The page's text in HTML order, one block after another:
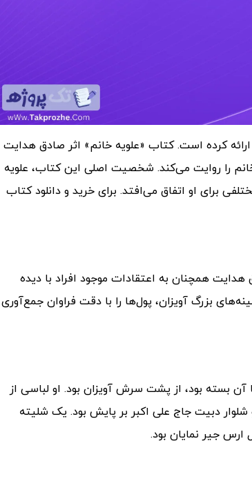
ارائه کرده است. کتاب «علویه خانم» اثر صادق هدایت
را روایت می‌کند. شخصیت اصلی این کتاب، علویه
برای او اتفاق می‌افتد. برای خرید و دانلود کتاب
همچنان به اعتقادات موجود افراد با دیده
بزرگ آویزان، پول‌ها را با دقت فراوان جمع‌آوری
آن بسته بود، از پشت سرش آویزان بود. او لباسی از
دبیت جاج علی اکبر بر پایش بود. یک شلیته
ارس جیر نمایان بود.